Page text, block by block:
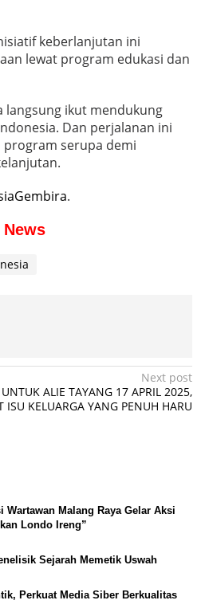
keberlanjutan ini
lewat program edukasi dan
langsung ikut mendukung
Dan perjalanan ini
program serupa demi
.
Next post
ALIE TAYANG 17 APRIL 2025,
ISU KELUARGA YANG PENUH HARU
Wartawan Malang Raya Gelar Aksi
Londo Ireng”
Sejarah Memetik Uswah
Perkuat Media Siber Berkualitas